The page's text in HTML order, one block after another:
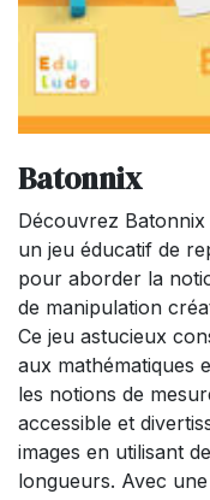
Batonnix
Découvrez
un jeu éducatif de
pour aborder la
de manipulation
Ce jeu astucieux
aux mathématiques
les notions de
accessible et
images en utilisant
longueurs. Avec